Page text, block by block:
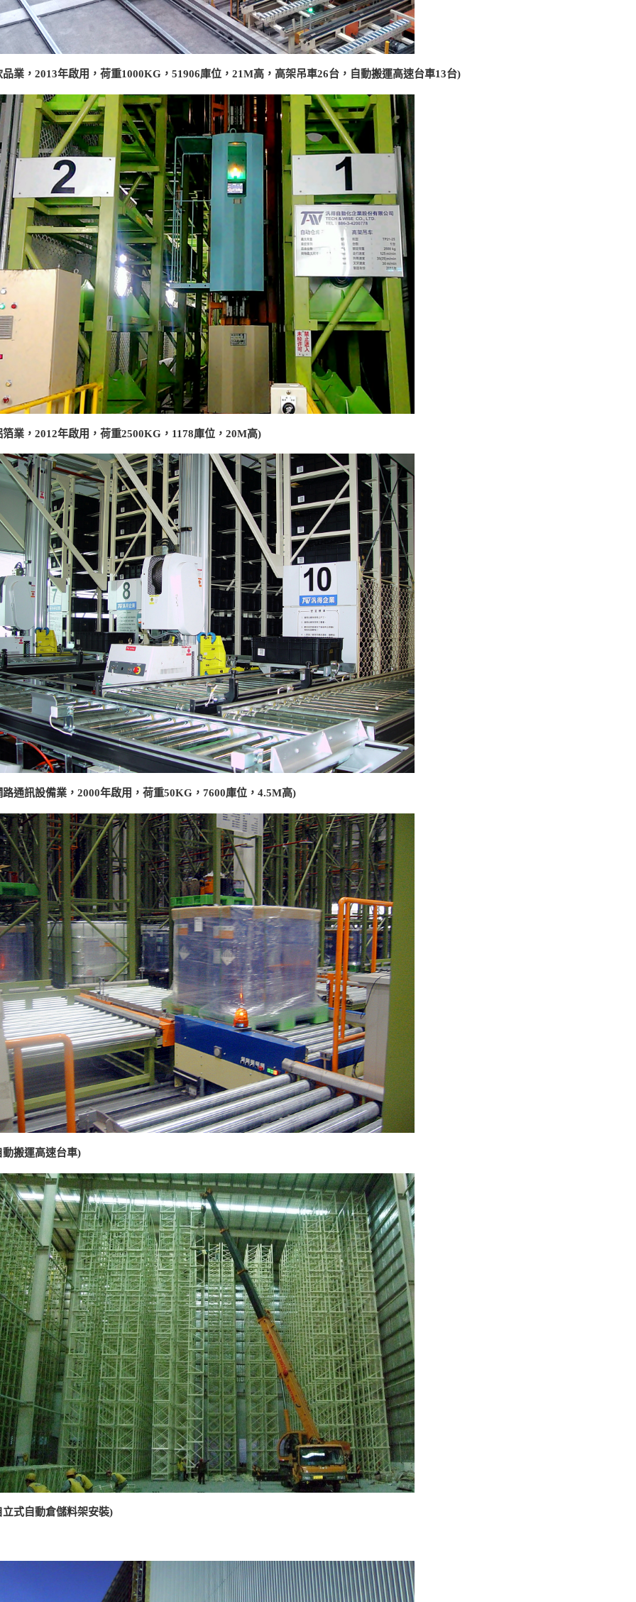
品業，2013年啟用，荷重1000KG，51906庫位，21M高，高架吊車26台，自動搬運高速台車13台)
箔業，2012年啟用，荷重2500KG，1178庫位，20M高)
路通訊設備業，2000年啟用，荷重50KG，7600庫位，4.5M高)
動搬運高速台車)
立式自動倉儲料架安裝)